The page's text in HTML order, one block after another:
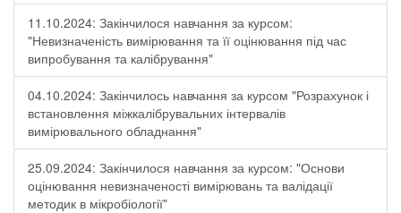
11.10.2024: Закінчилося навчання за курсом:
"Невизначеність вимірювання та її оцінювання під час
випробування та калібрування"
04.10.2024: Закінчилось навчання за курсом "Розрахунок і
встановлення міжкалібрувальних інтервалів
вимірювального обладнання"
25.09.2024: Закінчилося навчання за курсом: "Основи
оцінювання невизначеності вимірювань та валідації
методик в мікробіології"